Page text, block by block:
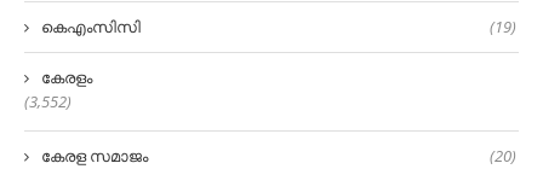
കെഎംസിസി (19)
കേരളം
(3,552)
കേരള സമാജം (20)